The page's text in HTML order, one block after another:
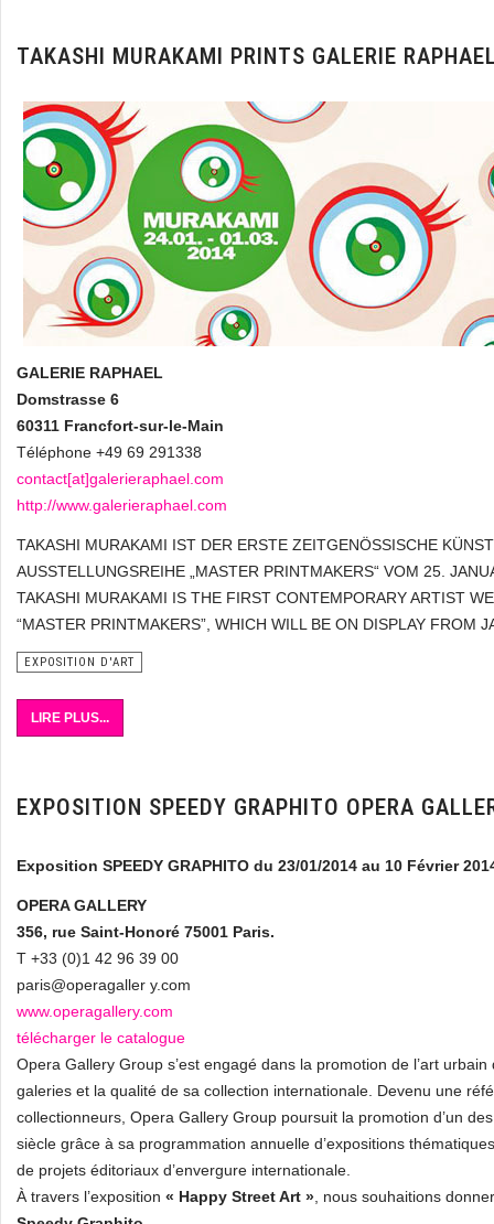
TAKASHI MURAKAMI PRINTS GALERIE
GALERIE RAPHAEL
Domstrasse 6
60311 Francfort-sur-le-Main
Téléphone +49 69 291338
contact[at]galerieraphael.com
http://www.galerieraphael.com
TAKASHI MURAKAMI IST DER ERSTE ZEITGENÖSSISCHE
AUSSTELLUNGSREIHE „MASTER PRINTMAKERS“ VOM 25.
TAKASHI MURAKAMI IS THE FIRST CONTEMPORARY ARTIST
“MASTER PRINTMAKERS”, WHICH WILL BE ON DISPLAY FROM
EXPOSITION D'ART
LIRE PLUS...
EXPOSITION SPEEDY GRAPHITO OPERA
Exposition SPEEDY GRAPHITO du 23/01/2014 au 10 Février
OPERA GALLERY
356, rue Saint-Honoré 75001 Paris.
T +33 (0)1 42 96 39 00
paris@operagaller y.com
www.operagallery.com
télécharger le catalogue
Opera Gallery Group s’est engagé dans la promotion de l’art
galeries et la qualité de sa collection internationale. Devenu une
collectionneurs, Opera Gallery Group poursuit la promotion d’un
siècle grâce à sa programmation annuelle d’expositions
de projets éditoriaux d’envergure internationale.
À travers l’exposition « Happy Street Art » , nous souhaitions